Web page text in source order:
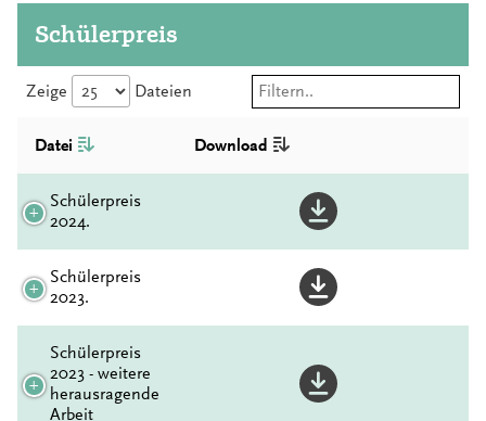
Schülerpreis
Zeige Dateien
Datei Download
Schülerpreis
2024.
Schülerpreis
2023.
Schülerpreis
2023 - weitere
herausragende
Arbeit